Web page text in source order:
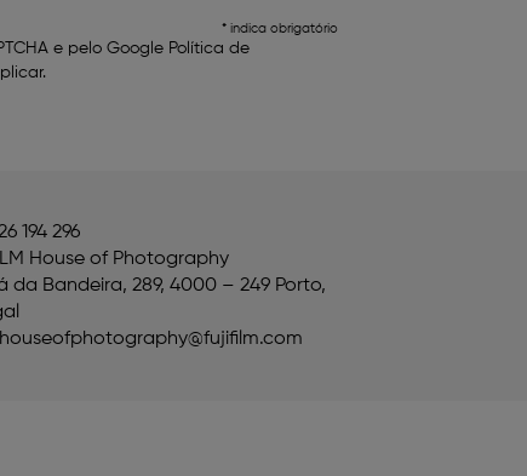
* indica obrigatório
e pelo Google Política de
194 296
House of Photography
da Bandeira, 289, 4000 – 249 Porto,